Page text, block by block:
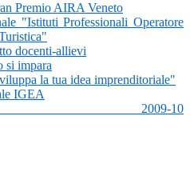
Premio AIRA Veneto
"Istituti Professionali Operatore
docenti-allievi
si impara
la tua idea imprenditoriale"
IGEA
2009-10